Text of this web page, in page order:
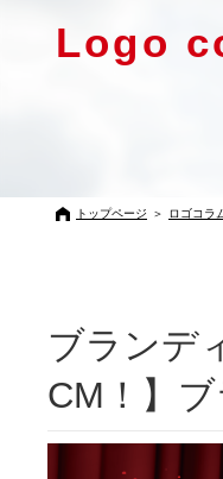
Logo
トップページ ＞ ロゴコラ
ブランデ
CM！】